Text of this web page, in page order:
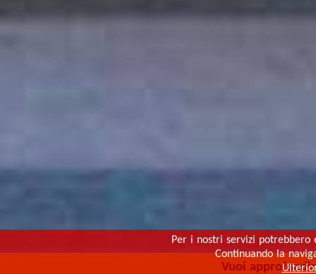
Per i nostri servizi potrebbero
Continuando la
Vuoi